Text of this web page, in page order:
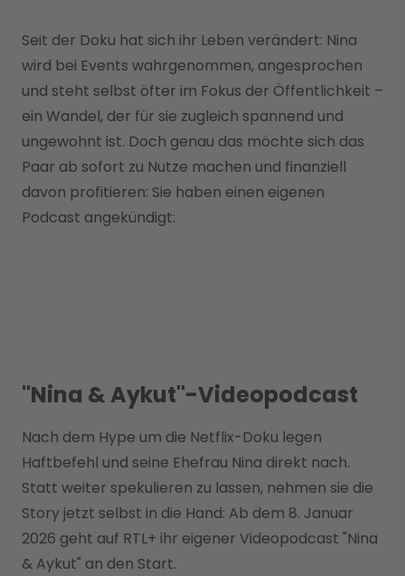
Seit der Doku hat sich ihr Leben verändert: Nina
wird bei Events wahrgenommen, angesprochen
und steht selbst öfter im Fokus der Öffentlichkeit –
ein Wandel, der für sie zugleich spannend und
ungewohnt ist. Doch genau das möchte sich das
Paar ab sofort zu Nutze machen und finanziell
davon profitieren: Sie haben einen eigenen
Podcast angekündigt:
"Nina & Aykut"-Videopodcast
Nach dem Hype um die Netflix-Doku legen
Haftbefehl und seine Ehefrau Nina direkt nach.
Statt weiter spekulieren zu lassen, nehmen sie die
Story jetzt selbst in die Hand: Ab dem 8. Januar
2026 geht auf RTL+ ihr eigener Videopodcast "Nina
& Aykut" an den Start.